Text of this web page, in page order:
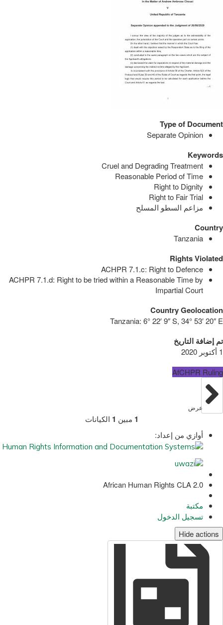
Type of Document
Separate Opinion
Keywords
Cruel and Degrading Treatment
Reasonable Period of Time
Right to Dignity
Right to Fair Trial
مزاعم السطو المسلح
Country
Tanzania
Rights Violated
ACHPR 7.1.c: Right to Defence
ACHPR 7.1.d: Right to be tried within a Reasonable Time by
Impartial Court
Country Geolocation
Tanzania: 6° 22′ 9″ S, 34° 53′ 20″ E
تم إضافة التاريخ
1 أكتوبر 2020
AfCHPR Ruling
عرض
1 مبين 1 الكيانات
أوازي من إعداد:
African Human Rights CLA 2.0
مكتبة
تسجيل الدخول
Hide actions